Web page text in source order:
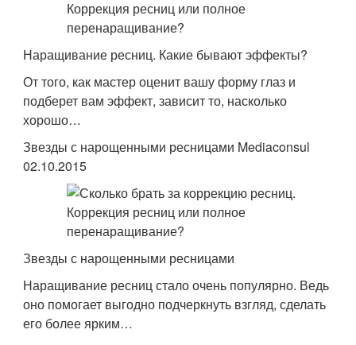
Наращивание ресниц. Какие бывают эффекты?
От того, как мастер оценит вашу форму глаз и
подберет вам эффект, зависит то, насколько
хорошо…
Звезды с нарощенными ресницами Mediaconsul
02.10.2015
Звезды с нарощенными ресницами
Наращивание ресниц стало очень популярно. Ведь
оно помогает выгодно подчеркнуть взгляд, сделать
его более ярким…